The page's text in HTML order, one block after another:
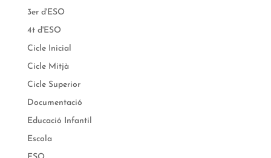
3er d'ESO
4t d'ESO
Cicle Inicial
Cicle Mitjà
Cicle Superior
Documentació
Educació Infantil
Escola